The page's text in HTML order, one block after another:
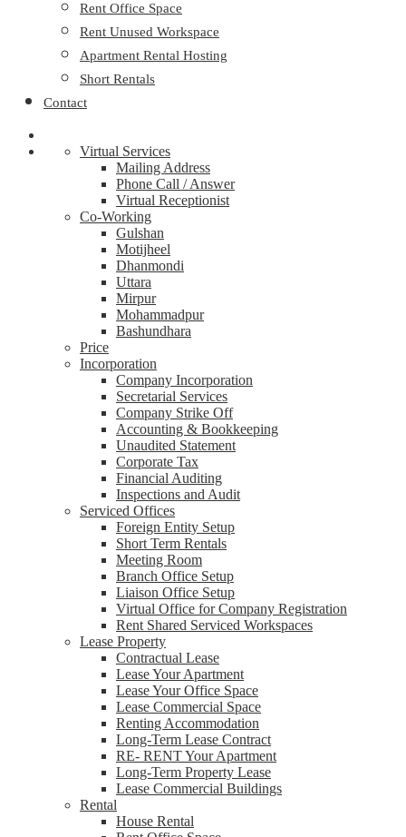
Rent Office Space
Rent Unused Workspace
Apartment Rental Hosting
Short Rentals
Contact
Virtual Services
Mailing Address
Phone Call / Answer
Virtual Receptionist
Co-Working
Gulshan
Motijheel
Dhanmondi
Uttara
Mirpur
Mohammadpur
Bashundhara
Price
Incorporation
Company Incorporation
Secretarial Services
Company Strike Off
Accounting & Bookkeeping
Unaudited Statement
Corporate Tax
Financial Auditing
Inspections and Audit
Serviced Offices
Foreign Entity Setup
Short Term Rentals
Meeting Room
Branch Office Setup
Liaison Office Setup
Virtual Office for Company Registration
Rent Shared Serviced Workspaces
Lease Property
Contractual Lease
Lease Your Apartment
Lease Your Office Space
Lease Commercial Space
Renting Accommodation
Long-Term Lease Contract
RE- RENT Your Apartment
Long-Term Property Lease
Lease Commercial Buildings
Rental
House Rental